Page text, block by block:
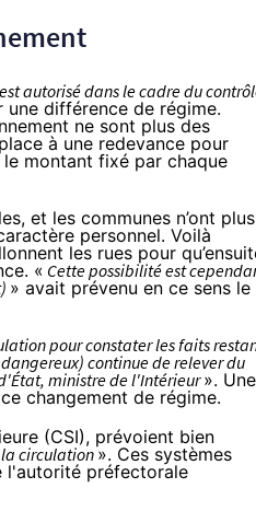
autorisé dans le cadre du
une différence de régime.
ne sont plus des
à une redevance pour
montant fixé par chaque
et les communes n’ont plus
personnel. Voilà
les rues pour
« Cette possibilité est
» avait prévenu en ce sens le
pour constater les faits
continue de relever du
ministre de l'Intérieur». Une
changement de régime.
(CSI), prévoient bien
la circulation». Ces systèmes
l'autorité préfectorale